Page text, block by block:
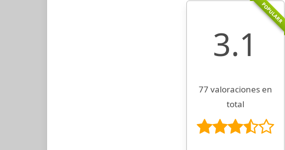
POPULARR
3.1
77 valoraciones en
total